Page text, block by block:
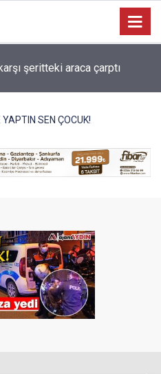
YAPTIN SEN ÇOCUK!